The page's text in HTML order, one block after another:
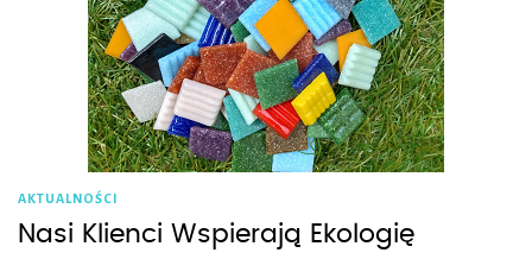
AKTUALNOŚCI
Nasi Klienci Wspierają Ekologię